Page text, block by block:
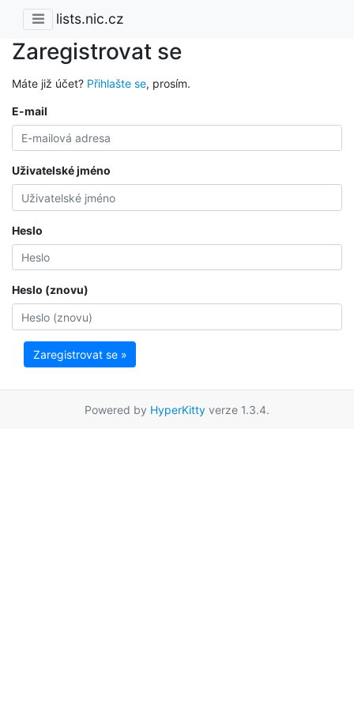
lists.nic.cz
Zaregistrovat se
Máte již účet? Přihlašte se, prosím.
E-mail
Uživatelské jméno
Heslo
Heslo (znovu)
Zaregistrovat se »
Powered by HyperKitty verze 1.3.4.